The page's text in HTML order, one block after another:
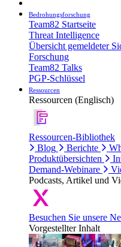
Bedrohungsforschung
Team82 Startseite
Threat Intelligence
Übersicht gemeldeter
Forschung
Team82 Talks
PGP-Schlüssel
Ressourcen
Ressourcen (Englisch)
Ressourcen-Bibliothek
Blog
Berichte
Produktübersichten
Demand-Webinare
Podcasts, Artikel und
Besuchen Sie unsere
Vorgestellter Inhalt